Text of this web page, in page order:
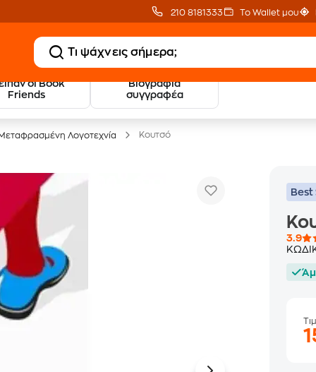
210 8181333 Το Wallet μου
οι Book
Friends
Βιογραφία
συγγραφέα
20 € Public επιστροφή
με Snappi με Public+ Delivery
Λογοτεχνία Κουτσό
Best
3.9